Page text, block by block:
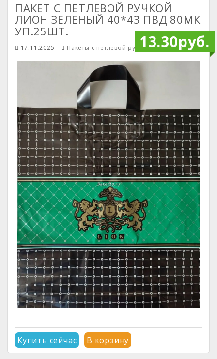
13.30руб.
ПАКЕТ С ПЕТЛЕВОЙ РУЧКОЙ
ЛИОН ЗЕЛЕНЫЙ 40*43 ПВД 80МК
УП.25ШТ.
17.11.2025 Пакеты с петлевой ручкой Mendiley
Купить сейчас В корзину